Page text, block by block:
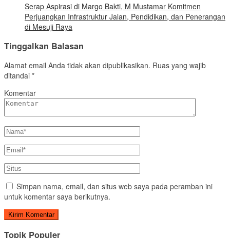
Serap Aspirasi di Margo Bakti, M Mustamar Komitmen
Perjuangkan Infrastruktur Jalan, Pendidikan, dan Penerangan
di Mesuji Raya
Tinggalkan Balasan
Alamat email Anda tidak akan dipublikasikan. Ruas yang wajib
ditandai *
Komentar
Simpan nama, email, dan situs web saya pada peramban ini
untuk komentar saya berikutnya.
Topik Populer